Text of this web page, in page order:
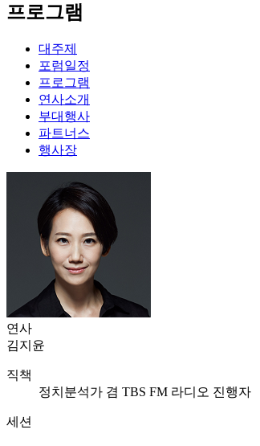
프로그램
대주제
포럼일정
프로그램
연사소개
부대행사
파트너스
행사장
연사
김지윤
직책
정치분석가 겸 TBS FM 라디오 진행자
세션